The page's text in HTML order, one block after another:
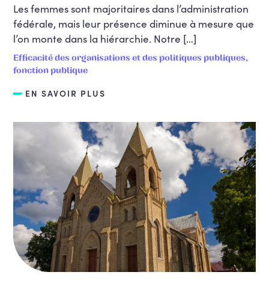
Les femmes sont majoritaires dans l’administration
fédérale, mais leur présence diminue à mesure que
l’on monte dans la hiérarchie. Notre […]
Efficacité des organisations et des politiques publiques,
fonction publique
EN SAVOIR PLUS